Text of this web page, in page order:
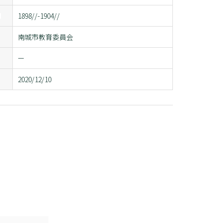
1898//-1904//
南城市教育委員会
ー
2020/12/10